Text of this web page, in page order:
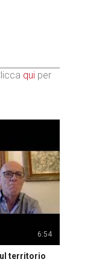
qui per
6:54
territorio